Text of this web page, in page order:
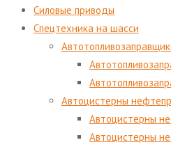
Cиловые приводы
Спецтехника на шасси
Автоцистерны
Автоцистерны
Автоцистерны